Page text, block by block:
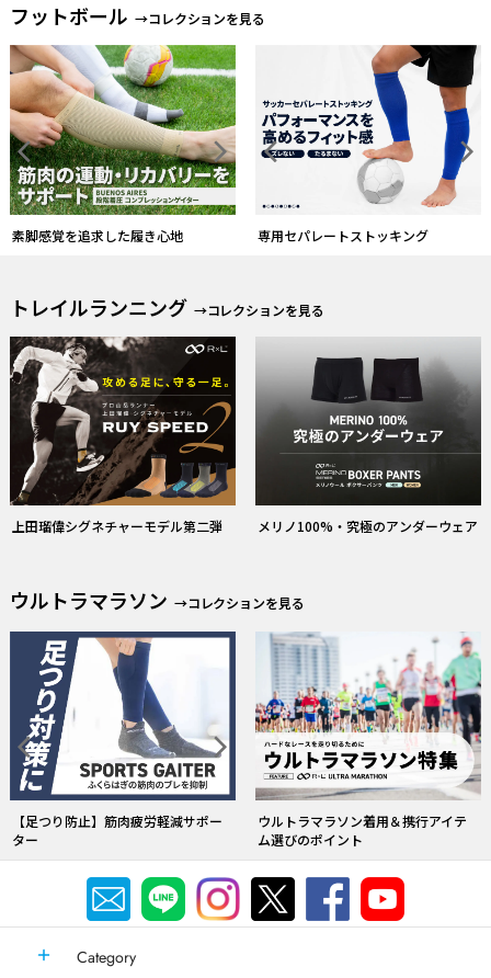
フットボール →コレクションを見る
形状・厚さから自分のモデルを選ぶ 専用セパレートストッキング
トレイルランニング →コレクションを見る
上田瑠偉シグネチャーモデル第二弾 メリノ100%・究極のアンダーウェア
ウルトラマラソン →コレクションを見る
【1cm刻み】究極の素足感覚
ウルトラマラソン着用＆携行アイテ
ム選びのポイント
Category